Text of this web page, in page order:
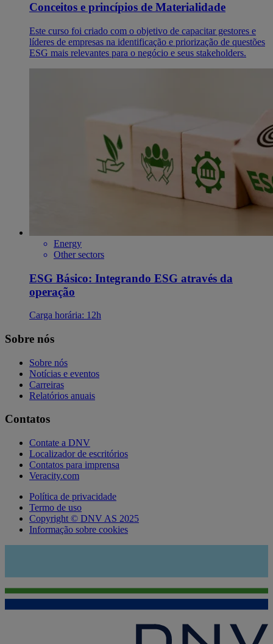
Conceitos e princípios de Materialidade
Este curso foi criado com o objetivo de capacitar gestores e
líderes de empresas na identificação e priorização de questões
ESG mais relevantes para o negócio e seus stakeholders.
Energy
Other sectors
ESG Básico: Integrando ESG através da
operação
Carga horária: 12h
Sobre nós
Sobre nós
Notícias e eventos
Carreiras
Relatórios anuais
Contatos
Contate a DNV
Localizador de escritórios
Contatos para imprensa
Veracity.com
Política de privacidade
Termo de uso
Copyright © DNV AS 2025
Informação sobre cookies